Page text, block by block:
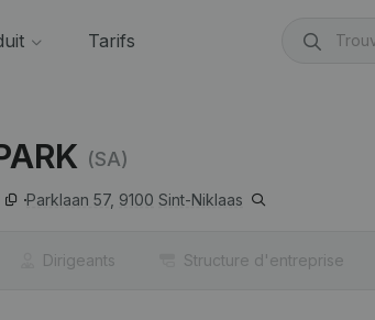
Tarifs
(SA)
Parklaan 57, 9100 Sint-Niklaas
Dirigeants Structure d'entreprise